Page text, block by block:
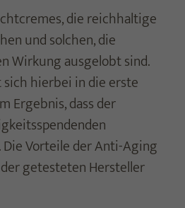
die reichhaltige
und solchen, die
Wirkung ausgelobt sind.
hierbei in die erste
Ergebnis, dass der
Vorteile der Anti-Aging
getesteten Hersteller